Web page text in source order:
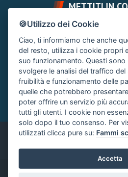
METTITI IN
FAI UNA DOMANDA
Chiedi un Consiglio
CONTATTA
Clicca
Italiano
🍪Utilizzo dei Cookie
Ciao, ti informiamo che anche
del resto, utilizza i cookie propri
suo funzionamento. Questi sono
svolgere le analisi del traffico
fruibilità e funzionamento delle
quelle che potrebbero
poter offrire un servizio più
tutti gli utenti. I cookie non
solo dopo il tuo consenso. Per
utilizzati clicca pure su: Fammi
Accetta